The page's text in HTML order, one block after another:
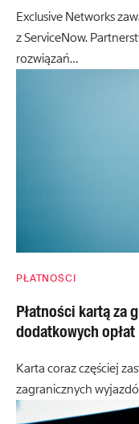
Exclusive Networks
z ServiceNow.
rozwiązań…
PŁATNOŚCI
Płatności kartą za
dodatkowych opłat
Karta coraz częściej
zagranicznych